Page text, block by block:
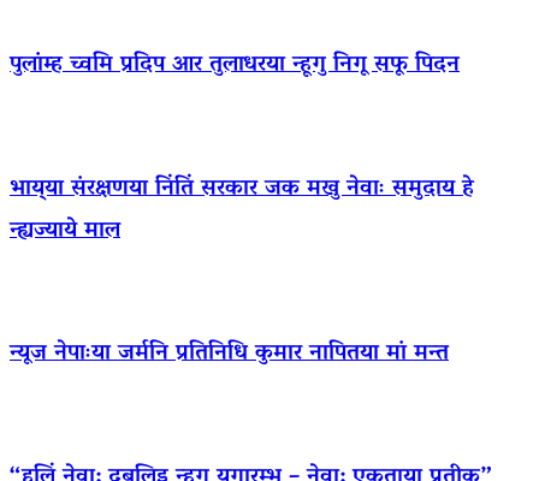
पुलांम्ह च्वमि प्रदिप आर तुलाधरया न्हूगु निगू सफू पिदन
भाय्‌या संरक्षणया निंतिं सरकार जक मखु नेवाः समुदाय हे
न्ह्यज्याये माल
न्यूज नेपाःया जर्मनि प्रतिनिधि कुमार नापितया मां मन्त